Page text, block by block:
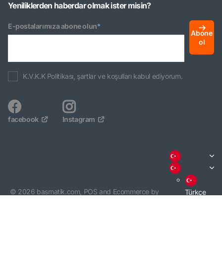
Yeniliklerden haberdar olmak ister misin?
E-postalarımıza abone olun*
Abone
ol
K.V.K.K Politikası, şartlar ve koşulları kabul ediyorum.
facebook Instagram
© 2026 basmatik.com, POS and Ecommerce by
Türkçe